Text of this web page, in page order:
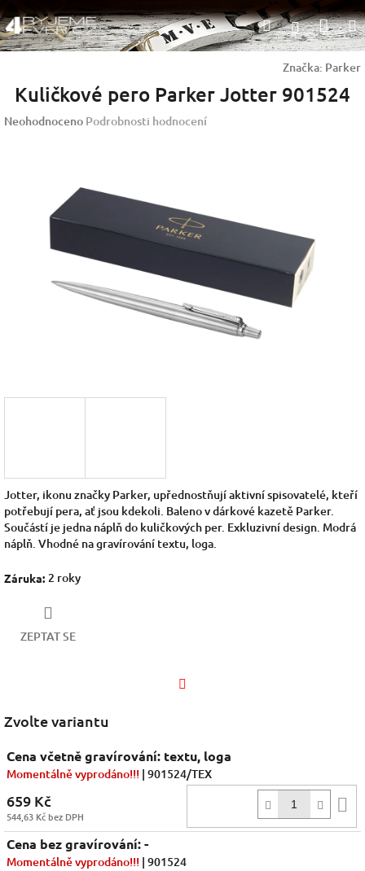
na
obsah
HledatPřihlášení
Značka: Parker
Kuličkové pero Parker Jotter 901524
Průměrné
hvězdiček.
Neohodnoceno Podrobnosti hodnocení
Jotter, ikonu značky Parker, upřednostňují aktivní spisovatelé, kteří
potřebují pera, ať jsou kdekoli. Baleno v dárkové kazetě Parker.
Součástí je jedna náplň do kuličkových per. Exkluzivní design. Modrá
náplň. Vhodné na gravírování textu, loga.
Záruka: 2 roky
ZEPTAT SE
Zvolte variantu
Cena včetně gravírování: textu, loga
Momentálně vyprodáno!!! | 901524/TEX
659 Kč
544,63 Kč bez DPH
Cena bez gravírování: -
Momentálně vyprodáno!!! | 901524